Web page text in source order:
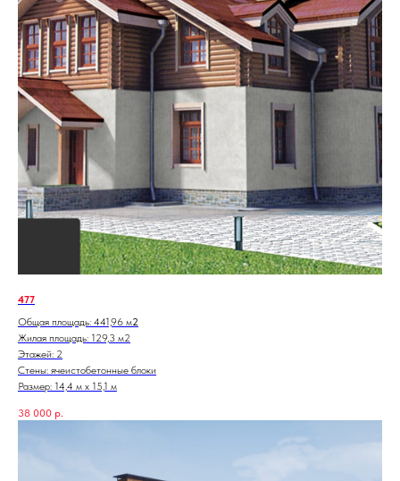
477
Общая площадь: 441,96 м2
Жилая площадь: 129,3 м2
Этажей: 2
Стены: ячеистобетонные блоки
Размер: 14,4 м х 15,1 м
38 000 р.